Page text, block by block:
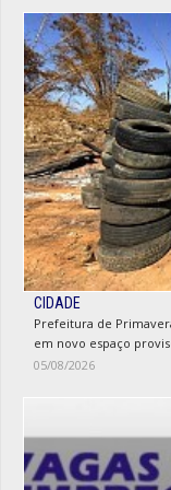
CIDADE
Prefeitura de
em novo espaço
05/08/2026